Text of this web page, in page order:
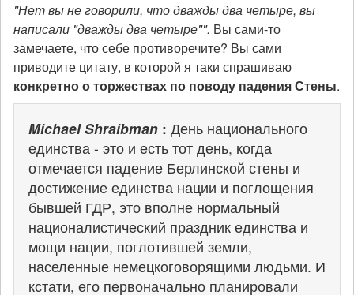
"Нет вы не говорили, что дважды два четыре, вы
написали "дважды два четыре"". Вы сами-то
замечаете, что себе противоречите? Вы сами
приводите цитату, в которой я таки спрашиваю
конкретно о торжествах по поводу падения Стены.
Michael Shraibman: День национального
единства - это и есть тот день, когда
отмечается падение Берлинской стены и
достижение единства нации и поглощения
бывшей ГДР, это вполне нормальный
националистический праздник единства и
мощи нации, поглотившей земли,
населенные немецкоговорящими людьми. И
кстати, его первоначально планировали